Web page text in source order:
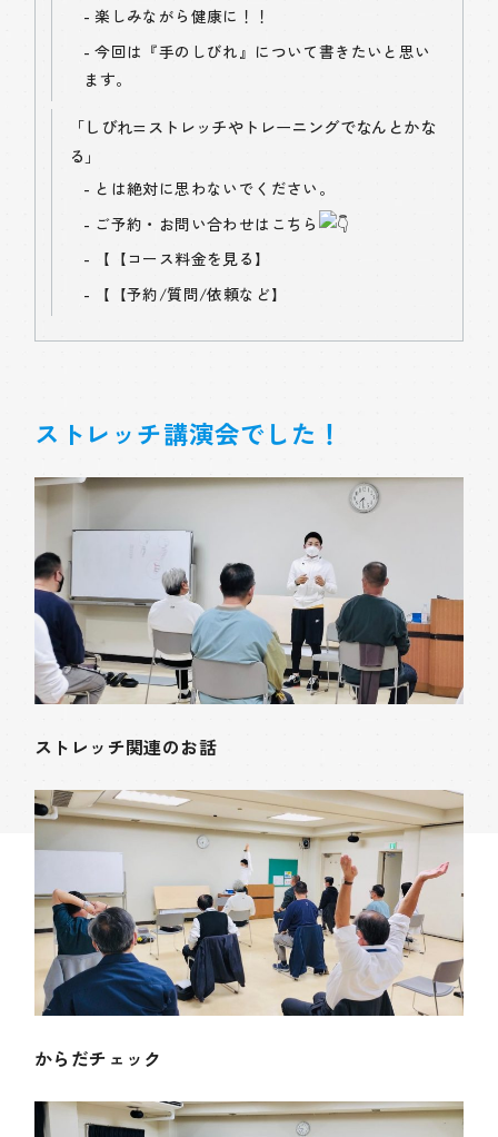
楽しみながら健康に！！
今回は『手のしびれ』について書きたいと思い
ます。
「しびれ=ストレッチやトレーニングでなんとかな
る」
とは絶対に思わないでください。
ご予約・お問い合わせはこちら
【 【コース料金を見る】
【 【予約/質問/依頼など】
ストレッチ講演会でした！
ストレッチ関連のお話
からだチェック